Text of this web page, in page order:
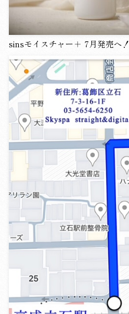
sinsモイスチャー＋ 7月発売へ！